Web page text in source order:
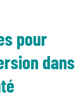
pour
dans